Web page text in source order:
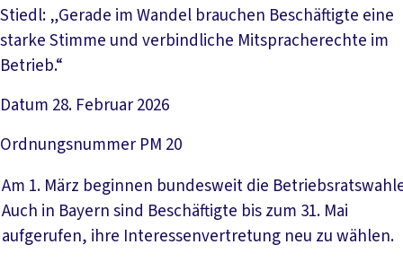
Stiedl: „Gerade im Wandel brauchen Beschäftigte eine
starke Stimme und verbindliche Mitspracherechte im
Betrieb.“
Datum 28. Februar 2026
Ordnungsnummer PM 20
Am 1. März beginnen bundesweit die
Auch in Bayern sind Beschäftigte bis zum 31. Mai
aufgerufen, ihre Interessenvertretung neu zu wählen.